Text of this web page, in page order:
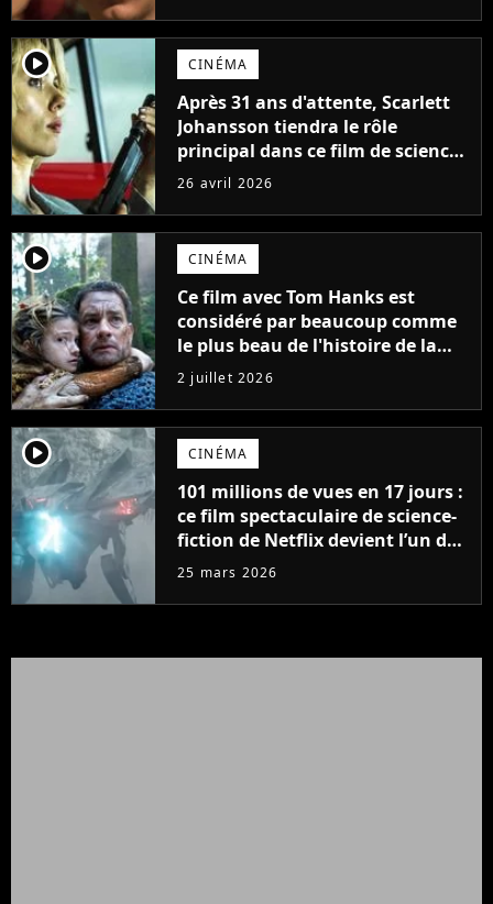
player2 CINÉMA
Après 31 ans d'attente, Scarlett
Johansson tiendra le rôle
principal dans ce film de science-
fiction à 150 millions de dollars
26 avril 2026
player2 CINÉMA
Ce film avec Tom Hanks est
considéré par beaucoup comme
le plus beau de l'histoire de la
science-fiction
2 juillet 2026
player2 CINÉMA
101 millions de vues en 17 jours :
ce film spectaculaire de science-
fiction de Netflix devient l’un des
plus gros succès de la plateforme
25 mars 2026